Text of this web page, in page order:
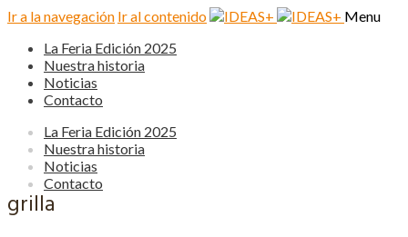
Ir a la navegación Ir al contenido
Menu
La Feria Edición 2025
Nuestra historia
Noticias
Contacto
La Feria Edición 2025
Nuestra historia
Noticias
Contacto
grilla